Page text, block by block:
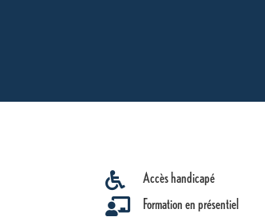
 Accès handicapé
 Formation en présentiel